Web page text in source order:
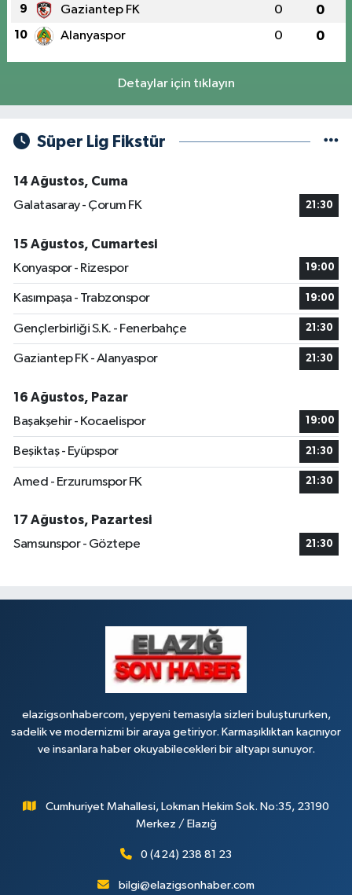
9 Gaziantep FK 0 0
10 Alanyaspor 0 0
Detaylar için tıklayın
Süper Lig Fikstür
14 Ağustos, Cuma
Galatasaray - Çorum FK
21:30
15 Ağustos, Cumartesi
Konyaspor - Rizespor
19:00
Kasımpaşa - Trabzonspor 19:00
Gençlerbirliği S.K. - Fenerbahçe 21:30
Gaziantep FK - Alanyaspor 21:30
16 Ağustos, Pazar
Başakşehir - Kocaelispor
19:00
Beşiktaş - Eyüpspor 21:30
Amed - Erzurumspor FK 21:30
17 Ağustos, Pazartesi
Samsunspor - Göztepe
21:30
elazigsonhabercom, yepyeni temasıyla sizleri buluştururken,
sadelik ve modernizmi bir araya getiriyor. Karmaşıklıktan kaçınıyor
ve insanlara haber okuyabilecekleri bir altyapı sunuyor.
Cumhuriyet Mahallesi, Lokman Hekim Sok. No:35, 23190
Merkez / Elazığ
0 (424) 238 81 23
bilgi@elazigsonhaber.com